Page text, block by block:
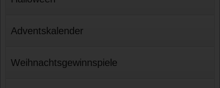
Adventskalender
Weihnachtsgewinnspiele